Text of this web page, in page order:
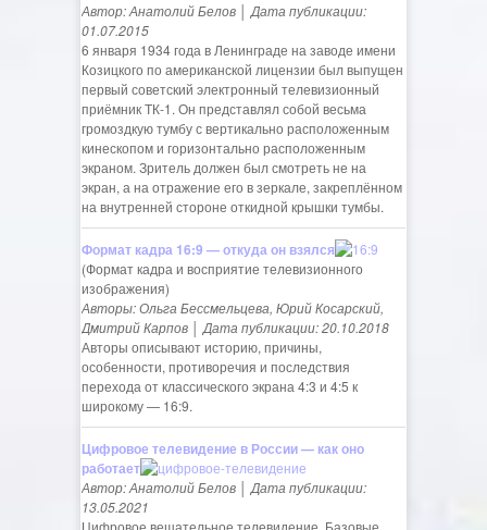
Автор: Анатолий Белов │ Дата публикации:
01.07.2015
6 января 1934 года в Ленинграде на заводе имени
Козицкого по американской лицензии был выпущен
первый советский электронный телевизионный
приёмник ТК-1. Он представлял собой весьма
громоздкую тумбу с вертикально расположенным
кинескопом и горизонтально расположенным
экраном. Зритель должен был смотреть не на
экран, а на отражение его в зеркале, закреплённом
на внутренней стороне откидной крышки тумбы.
Формат кадра 16:9 — откуда он взялся
(Формат кадра и восприятие телевизионного
изображения)
Авторы: Ольга Бессмельцева, Юрий Косарский,
Дмитрий Карпов │ Дата публикации: 20.10.2018
Авторы описывают историю, причины,
особенности, противоречия и последствия
перехода от классического экрана 4:3 и 4:5 к
широкому — 16:9.
Цифровое телевидение в России — как оно
работает
Автор: Анатолий Белов │ Дата публикации:
13.05.2021
Цифровое вещательное телевидение. Базовые